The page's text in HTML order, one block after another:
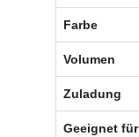
Farbe
Volumen
Zuladung
Geeignet für